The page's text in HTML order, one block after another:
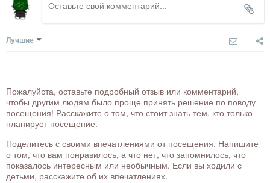
Лучшие
Пожалуйста, оставьте подробный отзыв или комментарий,
чтобы другим людям было проще принять решение по поводу
посещения! Расскажите о том, что стоит знать тем, кто только
планирует посещение.
Поделитесь с своими впечатлениями от посещения. Напишите
о том, что вам понравилось, а что нет, что запомнилось, что
показалось интересным или необычным. Если вы ходили с
детьми, расскажите об их впечатлениях.